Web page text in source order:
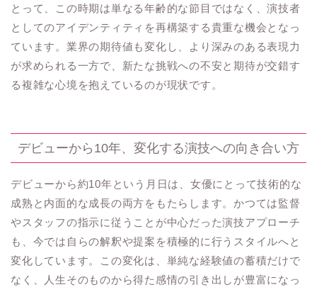
とって、この時期は単なる年齢的な節目ではなく、演技者
としてのアイデンティティを再構築する貴重な機会となっ
ています。業界の期待値も変化し、より深みのある表現力
が求められる一方で、新たな挑戦への不安と期待が交錯す
る複雑な心境を抱えているのが現状です。
デビューから10年、変化する演技への向き合い方
デビューから約10年という月日は、女優にとって技術的な
成熟と内面的な成長の両方をもたらします。かつては監督
やスタッフの指示に従うことが中心だった演技アプローチ
も、今では自らの解釈や提案を積極的に行うスタイルへと
変化しています。この変化は、単純な経験値の蓄積だけで
なく、人生そのものから得た感情の引き出しが豊富になっ